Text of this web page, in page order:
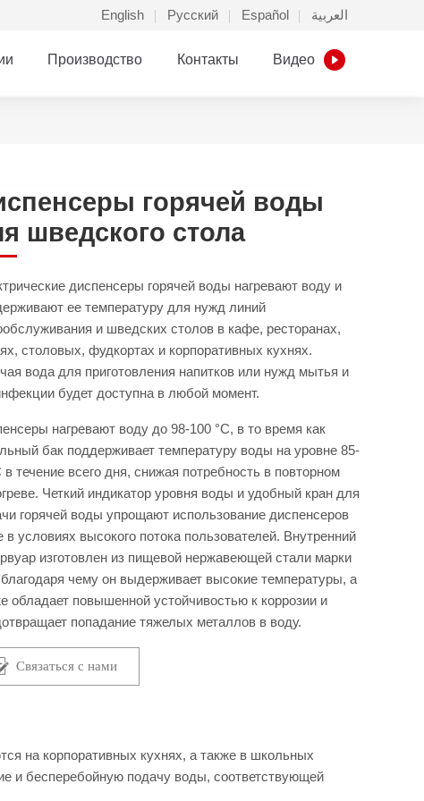
English Русский Español العربية
Производство Контакты Видео
горячей воды
шведского стола
диспенсеры горячей воды нагревают воду и
ее температуру для нужд линий
и шведских столов в кафе, ресторанах,
столовых, фудкортах и корпоративных кухнях.
вода для приготовления напитков или нужд мытья и
будет доступна в любой момент.
нагревают воду до 98-100 °C, в то время как
бак поддерживает температуру воды на уровне 85-
в течение всего дня, снижая потребность в повторном
Четкий индикатор уровня воды и удобный кран для
горячей воды упрощают использование диспенсеров
в условиях высокого потока пользователей. Внутренний
изготовлен из пищевой нержавеющей стали марки
чему он выдерживает высокие температуры, а
обладает повышенной устойчивостью к коррозии и
попадание тяжелых металлов в воду.
Связаться с нами
на корпоративных кухнях, а также в школьных
и бесперебойную подачу воды, соответствующей